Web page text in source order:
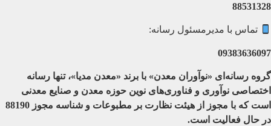
88531328
تماس با مدیرمسئول رسانه:
09383636097
گروه رسانه‌ای «نوآوران معدن» با برند «معدن مدیا»، تنها رسانه
اختصاصی نوآوری و فناوری‌های نوین حوزه معدن و صنایع معدنی‌
است که با مجوز از هیئت نظارت بر مطبوعات
و شناسه مجوز 88190
در حال فعالیت است.